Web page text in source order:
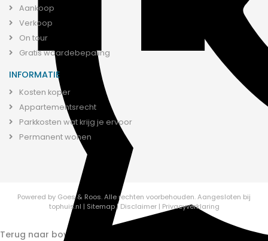
Aankoop
Verkoop
On tour
Gratis waardebepaling
INFORMATIE
Kosten koper
Appartementsrecht
Parkkosten wat krijg je ervoor
Permanent wonen
Powered by Goes & Roos.Alle rechten voorbehouden.Aangesloten bij
tophuis.nl | Sitemap | Disclaimer | Privacyverklaring